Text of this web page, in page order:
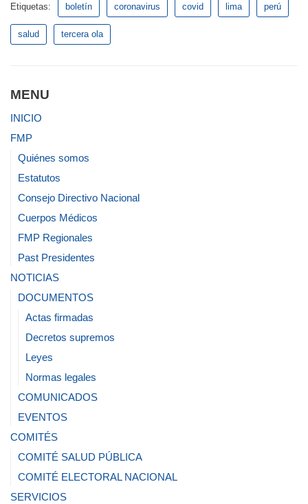
Etiquetas: boletín coronavirus covid lima perú
salud tercera ola
MENU
INICIO
FMP
Quiénes somos
Estatutos
Consejo Directivo Nacional
Cuerpos Médicos
FMP Regionales
Past Presidentes
NOTICIAS
DOCUMENTOS
Actas firmadas
Decretos supremos
Leyes
Normas legales
COMUNICADOS
EVENTOS
COMITÉS
COMITÉ SALUD PÚBLICA
COMITÉ ELECTORAL NACIONAL
SERVICIOS